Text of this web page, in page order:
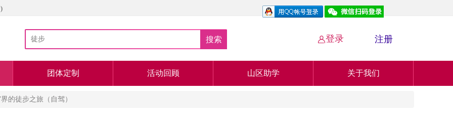
搜索 登录 注册
团体定制 活动回顾 山区助学 关于我们
的徒步之旅（自驾）